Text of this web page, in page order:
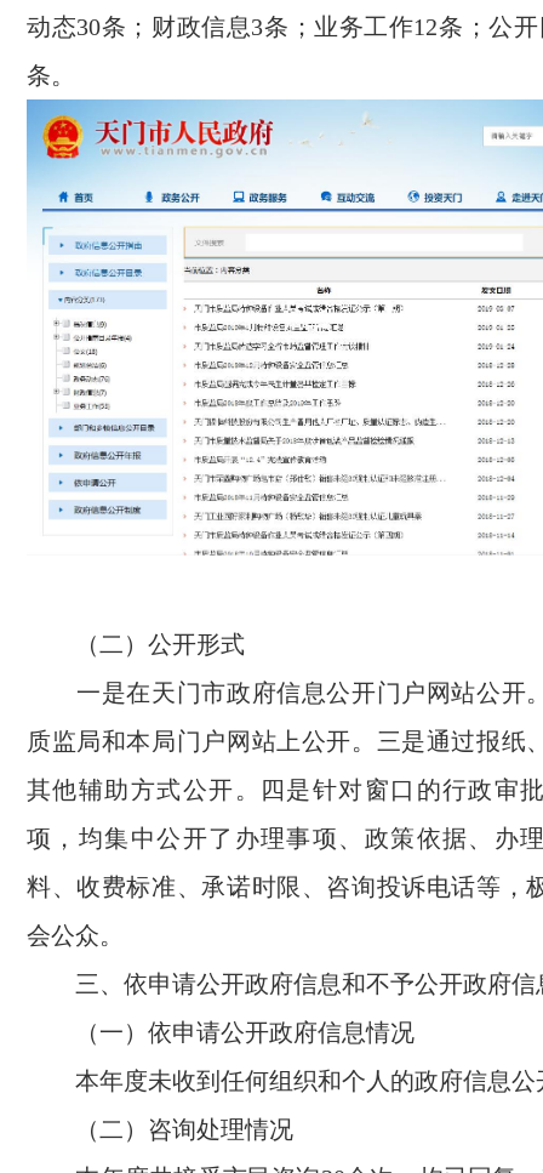
动态30条；财政信息3条；业务工作12条；公
条。
（二）公开形式
一是在天门市政府信息公开门户网站公开
质监局和本局门户网站上公开。三是通过报纸
其他辅助方式公开。四是针对窗口的行政审
项，均集中公开了办理事项、政策依据、办
料、收费标准、承诺时限、咨询投诉电话等，
会公众。
三、依申请公开政府信息和不予公开政府信
（一）依申请公开政府信息情况
本年度未收到任何组织和个人的政府信息公
（二）咨询处理情况